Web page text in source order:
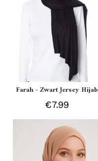
Farah - Zwart Jersey Hijab
€7.99